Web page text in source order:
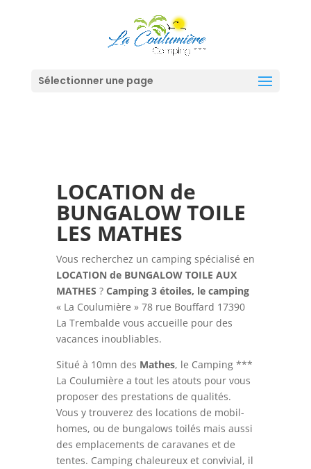
Sélectionner une page
LOCATION de
BUNGALOW TOILE
LES MATHES
Vous recherchez un camping spécialisé en
LOCATION de BUNGALOW TOILE AUX
MATHES ? Camping 3 étoiles, le camping
« La Coulumière » 78 rue Bouffard 17390
La Trembalde vous accueille pour des
vacances inoubliables.
Situé à 10mn des Mathes, le Camping ***
La Coulumière a tout les atouts pour vous
proposer des prestations de qualités.
Vous y trouverez des locations de mobil-
homes, ou de bungalows toilés mais aussi
des emplacements de caravanes et de
tentes. Camping chaleureux et convivial, il